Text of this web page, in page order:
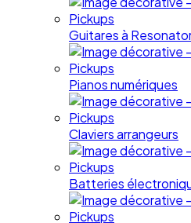
Guitares à
Pianos numériques
Claviers arrangeurs
Batteries